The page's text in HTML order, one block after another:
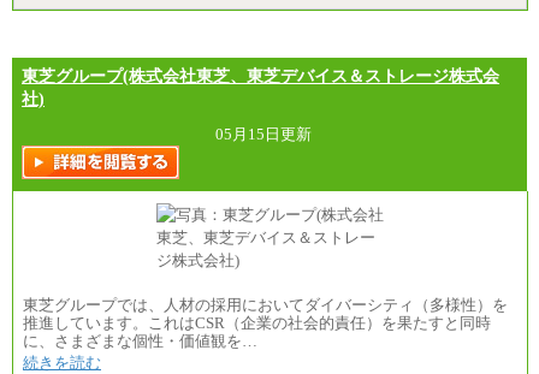
東芝グループ(株式会社東芝、東芝デバイス＆ストレージ株式会
社)
05月15日更新
東芝グループでは、人材の採用においてダイバーシティ（多様性）を
推進しています。これはCSR（企業の社会的責任）を果たすと同時
に、さまざまな個性・価値観を…
続きを読む